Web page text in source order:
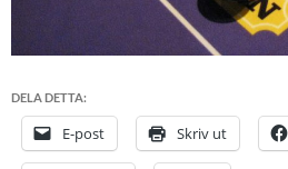
DELA DETTA:
E-post Skriv ut